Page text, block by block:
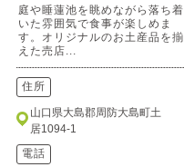
庭や睡蓮池を眺めながら落ち着
いた雰囲気で食事が楽しめま
す。オリジナルのお土産品を揃
えた売店...
住所
山口県大島郡周防大島町土
居1094-1
電話